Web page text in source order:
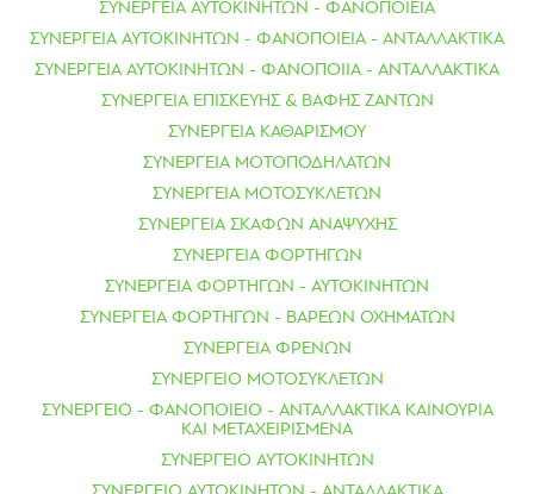
ΣΥΝΕΡΓΕΙΑ ΑΥΤΟΚΙΝΗΤΩΝ - ΦΑΝΟΠΟΙΕΙΑ
ΣΥΝΕΡΓΕΙΑ ΑΥΤΟΚΙΝΗΤΩΝ - ΦΑΝΟΠΟΙΕΙΑ - ΑΝΤΑΛΛΑΚΤΙΚΑ
ΣΥΝΕΡΓΕΙΑ ΑΥΤΟΚΙΝΗΤΩΝ - ΦΑΝΟΠΟΙΙΑ - ΑΝΤΑΛΛΑΚΤΙΚΑ
ΣΥΝΕΡΓΕΙΑ ΕΠΙΣΚΕΥΗΣ & ΒΑΦΗΣ ΖΑΝΤΩΝ
ΣΥΝΕΡΓΕΙΑ ΚΑΘΑΡΙΣΜΟΥ
ΣΥΝΕΡΓΕΙΑ ΜΟΤΟΠΟΔΗΛΑΤΩΝ
ΣΥΝΕΡΓΕΙΑ ΜΟΤΟΣΥΚΛΕΤΩΝ
ΣΥΝΕΡΓΕΙΑ ΣΚΑΦΩΝ ΑΝΑΨΥΧΗΣ
ΣΥΝΕΡΓΕΙΑ ΦΟΡΤΗΓΩΝ
ΣΥΝΕΡΓΕΙΑ ΦΟΡΤΗΓΩΝ - ΑΥΤΟΚΙΝΗΤΩΝ
ΣΥΝΕΡΓΕΙΑ ΦΟΡΤΗΓΩΝ - ΒΑΡΕΩΝ ΟΧΗΜΑΤΩΝ
ΣΥΝΕΡΓΕΙΑ ΦΡΕΝΩΝ
ΣΥΝΕΡΓΕΙΟ ΜΟΤΟΣΥΚΛΕΤΩΝ
ΣΥΝΕΡΓΕΙΟ - ΦΑΝΟΠΟΙΕΙΟ - ΑΝΤΑΛΛΑΚΤΙΚΑ ΚΑΙΝΟΥΡΙΑ
ΚΑΙ ΜΕΤΑΧΕΙΡΙΣΜΕΝΑ
ΣΥΝΕΡΓΕΙΟ ΑΥΤΟΚΙΝΗΤΩΝ